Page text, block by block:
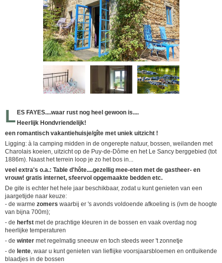
L ES FAYES....waar rust nog heel gewoon is....
Heerlijk Hondvriendelijk!
een romantisch vakantiehuisje/gîte met uniek uitzicht !
Ligging: à la camping midden in de ongerepte natuur, bossen, weilanden met
Charolais koeien, uitzicht op de Puy-de-Dôme en het Le Sancy berggebied (tot
1886m). Naast het terrein loop je zo het bos in...
veel extra's o.a.: Table d'hôte....gezellig mee-eten met de gastheer- en
vrouw! gratis internet, sfeervol opgemaakte bedden etc.
De gite is echter het hele jaar beschikbaar, zodat u kunt genieten van een
jaargetijde naar keuze:
- de warme zomers waarbij er 's avonds voldoende afkoeling is (ivm de hoogte
van bijna 700m);
- de herfst met de prachtige kleuren in de bossen en vaak overdag nog
heerlijke temperaturen
- de winter met regelmatig sneeuw en toch steeds weer 't zonnetje
- de lente, waar u kunt genieten van lieflijke voorsjaarsbloemen en ontluikende
blaadjes in de bossen